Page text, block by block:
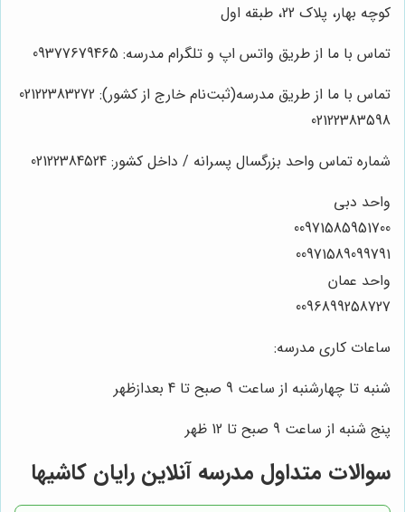
کوچه بهار، پلاک 22، طبقه اول
تماس با ما از طریق واتس اپ و تلگرام مدرسه: 09377679465
تماس با ما از طریق مدرسه(ثبت‌نام خارج از کشور): 02122383272
02122383598
شماره تماس واحد بزرگسال پسرانه / داخل کشور: 02122384524
واحد دبی
00971585951700
00971589099791
واحد عمان
0096899258727
ساعات کاری مدرسه:
شنبه تا چهارشنبه از ساعت 9 صبح تا 4 بعدازظهر
پنج شنبه از ساعت 9 صبح تا 12 ظهر
سوالات متداول مدرسه آنلاین رایان کاشیها